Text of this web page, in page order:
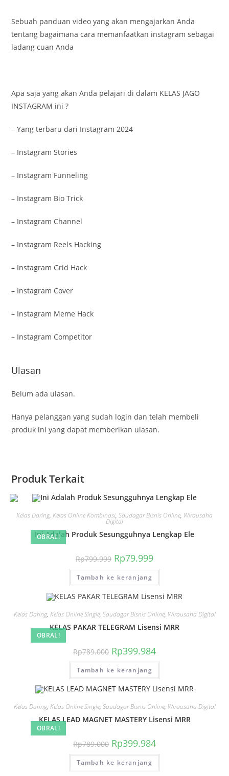
Sebuah panduan video yang akan mengajarkan Anda
tentang bagaimana cara memanfaatkan instagram sebagai
ladang cuan Anda
Apa saja yang akan Anda pelajari di dalam KELAS JAGO
INSTAGRAM ini ?
– Yang terbaru dari Instagram 2024
– Instagram Stories
– Instagram Funneling
– Instagram Bio Trick
– Instagram Channel
– Instagram Reels Hacking
– Instagram Grid Hack
– Instagram Cover
– Instagram Meme Hack
– Instagram Competitor
Ulasan
Belum ada ulasan.
Hanya pelanggan yang sudah login dan telah membeli
produk ini yang dapat memberikan ulasan.
Produk Terkait
OBRAL!
Kelas Daring, Kelas Online Kombinasi, Saudagar Bisnis Online, Wirausaha
Digital
Ini Adalah Produk Sesungguhnya Lengkap Ele
Rp799.999 Harga
aslinya
adalah:
Rp799.999.
Rp79.999Harga
ini
Rp79.999.
Tambah ke keranjang
OBRAL!
Kelas Daring, Kelas Online Single, Saudagar Bisnis Online, Wirausaha Digital
KELAS PAKAR TELEGRAM Lisensi MRR
Rp789.000 Harga
aslinya
adalah:
Rp789.000.
Rp399.984saat
ini
Rp399.984.
Tambah ke keranjang
OBRAL!
Kelas Daring, Kelas Online Single, Saudagar Bisnis Online, Wirausaha Digital
KELAS LEAD MAGNET MASTERY Lisensi MRR
Rp789.000 Harga
aslinya
adalah:
Rp789.000.
Rp399.984saat
ini
Rp399.984.
Tambah ke keranjang